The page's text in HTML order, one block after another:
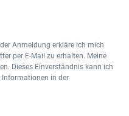
Anmeldung erkläre ich mich
per E-Mail zu erhalten. Meine
Dieses Einverständnis kann ich
Informationen in der